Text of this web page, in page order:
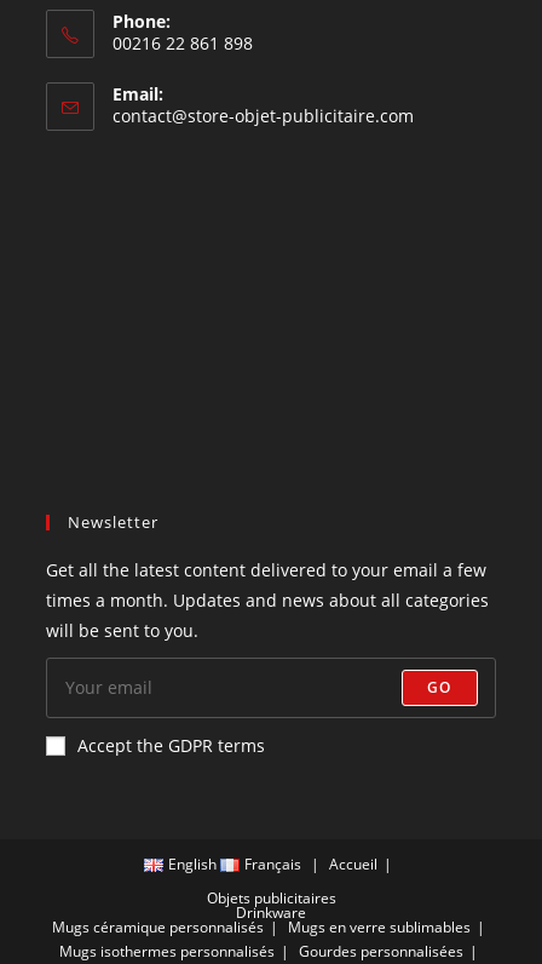
Phone:
00216 22 861 898
Email:
contact@store-objet-publicitaire.com
Newsletter
Get all the latest content delivered to your email a few
times a month. Updates and news about all categories
will be sent to you.
GO
Accept the GDPR terms
English Français
Accueil
Objets publicitaires
Drinkware
Mugs céramique personnalisés
Mugs en verre sublimables
Mugs isothermes personnalisés
Gourdes personnalisées